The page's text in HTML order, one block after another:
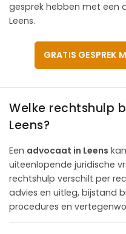
gesprek hebben met een
Leens.
GRATIS GESPREK
Welke rechtshulp
Leens?
Een advocaat in Leens
uiteenlopende juridische
rechtshulp verschilt per
advies en uitleg, bijstand
procedures en